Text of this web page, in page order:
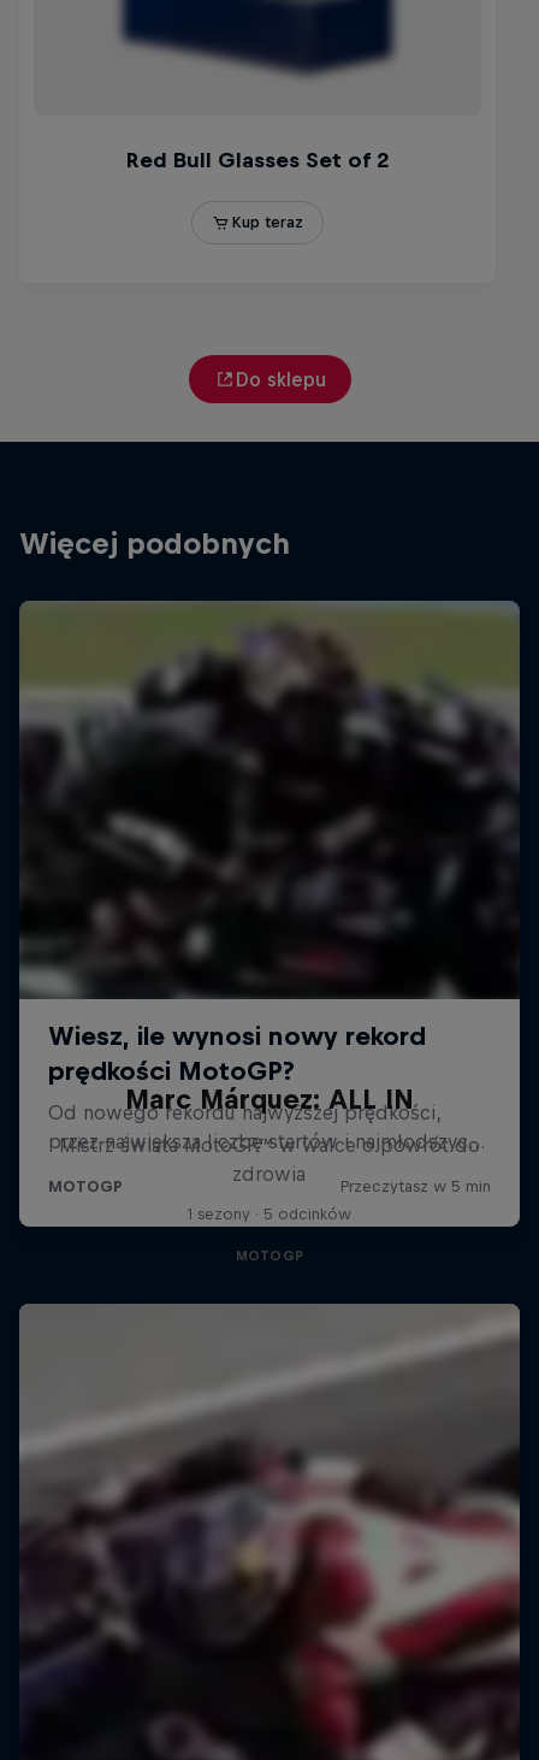
Do sklepu
Więcej podobnych
Marc Márquez: ALL IN
Mistrz świata MotoGP™ w walce o powrót do
zdrowia
1 sezony · 5 odcinków
MOTOGP